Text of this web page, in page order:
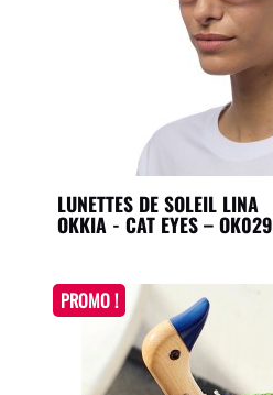
LUNETTES DE SOLEIL LINA
OKKIA - CAT EYES – OK029
PROMO !